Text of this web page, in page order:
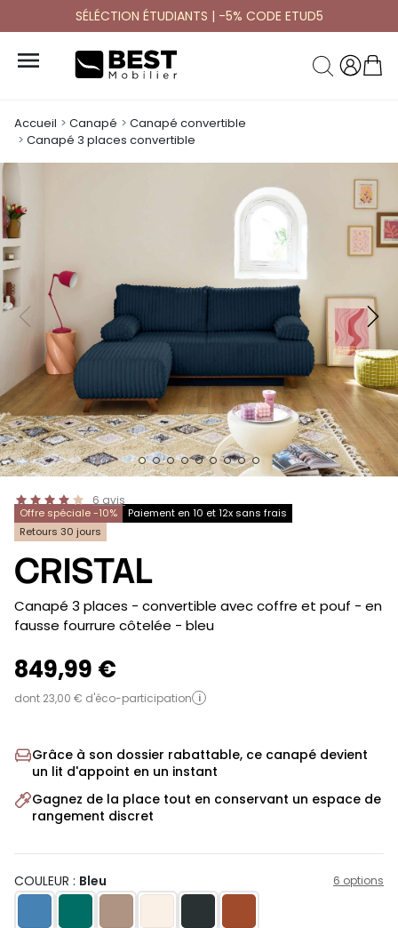
SÉLÉCTION ÉTUDIANTS | -5% CODE ETUD5

Accueil Canapé
Canapé convertible
Canapé 3 places convertible
6 avis
Offre spéciale -10%
Paiement en 10 et 12x sans frais
Retours 30 jours
CRISTAL
-
Canapé 3 places - convertible avec coffre et pouf - en
fausse fourrure côtelée - bleu
849,99 €
dont 23,00 € d'éco-participation i
Grâce à son dossier rabattable, ce canapé devient
un lit d'appoint en un instant
Gagnez de la place tout en conservant un espace de
rangement discret
COULEUR : Bleu 6 options